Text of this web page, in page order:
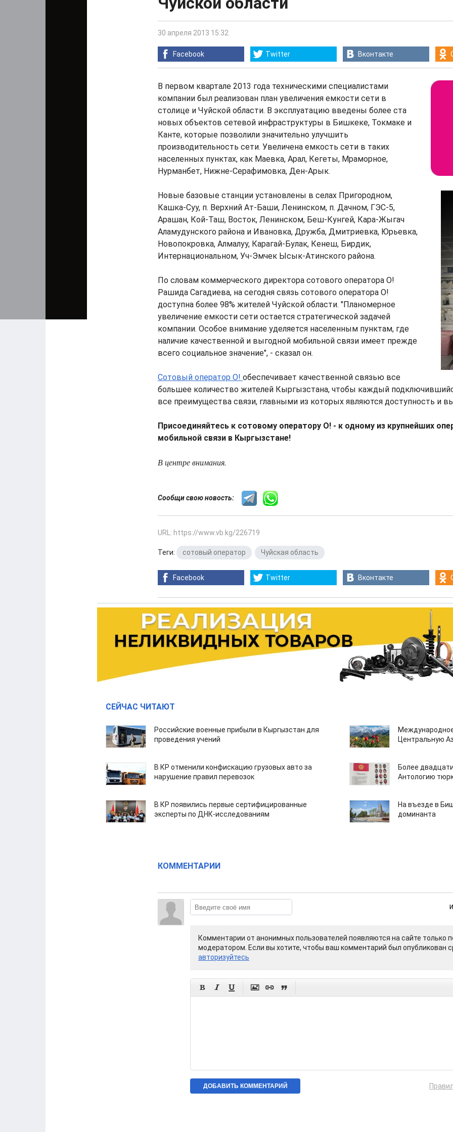
30 апреля 2013 15:32
Facebook Twitter Вконтакте
В первом квартале 2013 года техническими специалистами
компании был реализован план увеличения емкости сети в
столице и Чуйской области. В эксплуатацию введены более ста
новых объектов сетевой инфраструктуры в Бишкеке, Токмаке и
Канте, которые позволили значительно улучшить
производительность сети. Увеличена емкость сети в таких
населенных пунктах, как Маевка, Арал, Кегеты, Мраморное,
Нурманбет, Нижне-Серафимовка, Ден-Арык.
Новые базовые станции установлены в селах Пригородном,
Кашка-Суу, п. Верхний Ат-Баши, Ленинском, п. Дачном, ГЭС-5,
Арашан, Кой-Таш, Восток, Ленинском, Беш-Кунгей, Кара-Жыгач
Аламудунского района и Ивановка, Дружба, Дмитриевка, Юрьевка,
Новопокровка, Алмалуу, Карагай-Булак, Кенеш, Бирдик,
Интернациональном, Уч-Эмчек Ысык-Атинского района.
По словам коммерческого директора сотового оператора О!
Рашида Сагадиева, на сегодня связь сотового оператора O!
доступна более 98% жителей Чуйской области. "Планомерное
увеличение емкости сети остается стратегической задачей
компании. Особое внимание уделяется населенным пунктам, где
наличие качественной и выгодной мобильной связи имеет прежде
всего социальное значение", - сказал он.
Сотовый оператор O! обеспечивает качественной связью все
большее количество жителей Кыргызстана, чтобы каждый
все преимущества связи, главными из которых являются доступность и
Присоединяйтесь к сотовому оператору O! - к одному из крупнейших
мобильной связи в Кыргызстане!
В центре внимания.
Сообщи свою новость:
URL: https://www.vb.kg/226719
Теги: сотовый оператор Чуйская область
Facebook Twitter Вконтакте
СЕЙЧАС ЧИТАЮТ
Российские военные прибыли в Кыргызстан для
проведения учений
Центральную
В КР отменили конфискацию грузовых авто за
нарушение правил перевозок
Более
Антологию
В КР появились первые сертифицированные
эксперты по ДНК-исследованиям
На въезде в
доминанта
КОММЕНТАРИИ
Комментарии от анонимных пользователей появляются на сайте только
модератором. Если вы хотите, чтобы ваш комментарий был опубликован
авторизуйтесь
     